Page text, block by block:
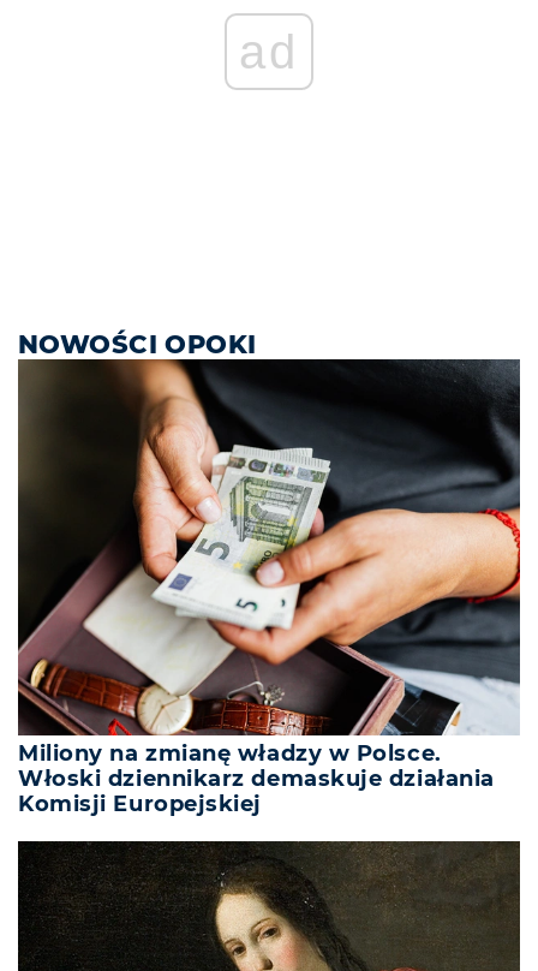
ad
NOWOŚCI OPOKI
Miliony na zmianę władzy w Polsce.
Włoski dziennikarz demaskuje działania
Komisji Europejskiej